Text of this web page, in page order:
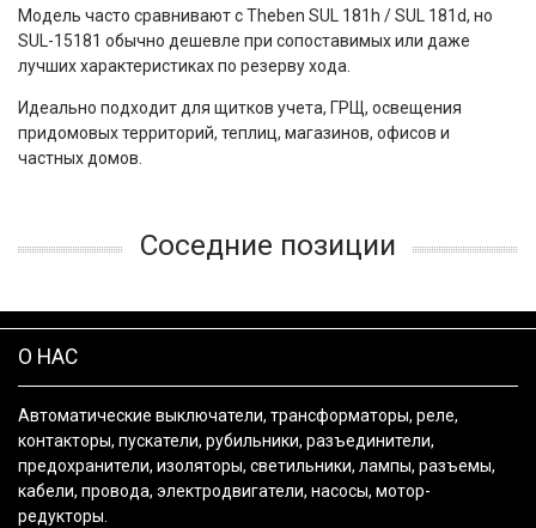
Модель часто сравнивают с Theben SUL 181h / SUL 181d, но
SUL-15181 обычно дешевле при сопоставимых или даже
лучших характеристиках по резерву хода.
Идеально подходит для щитков учета, ГРЩ, освещения
придомовых территорий, теплиц, магазинов, офисов и
частных домов.
Соседние позиции
О НАС
Автоматические выключатели, трансформаторы, реле,
контакторы, пускатели, рубильники, разъединители,
предохранители, изоляторы, светильники, лампы, разъемы,
кабели, провода, электродвигатели, насосы, мотор-
редукторы.